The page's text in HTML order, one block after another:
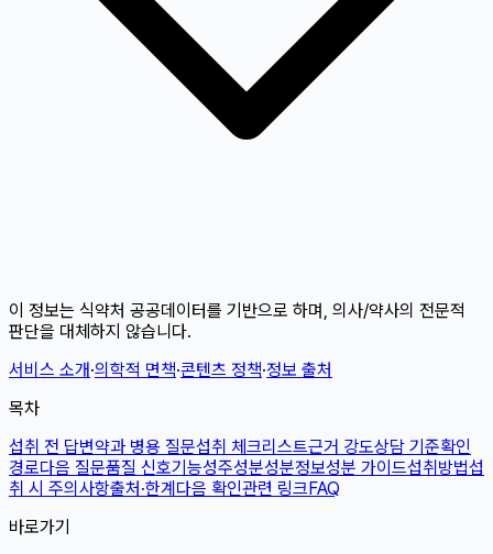
이 정보는 식약처 공공데이터를 기반으로 하며, 의사/약사의 전문적
판단을 대체하지 않습니다.
서비스 소개·의학적 면책·콘텐츠 정책·정보 출처
목차
섭취 전 답변약과 병용 질문섭취 체크리스트근거 강도상담 기준확인
경로다음 질문품질 신호기능성주성분성분정보성분 가이드섭취방법섭
취 시 주의사항출처·한계다음 확인관련 링크FAQ
바로가기